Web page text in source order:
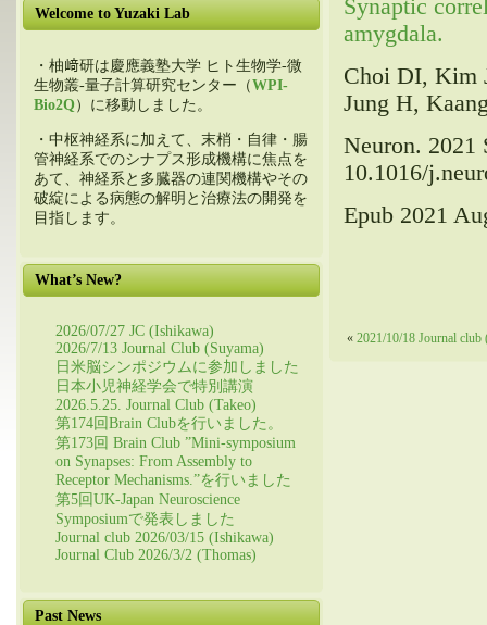
Welcome to Yuzaki Lab
・柚﨑研は慶應義塾大学 ヒト生物学-微
生物叢-量子計算研究センター（WPI-
Bio2Q）に移動しました。
・中枢神経系に加えて、末梢・自律・腸
管神経系でのシナプス形成機構に焦点を
あて、神経系と多臓器の連関機構やその
破綻による病態の解明と治療法の開発を
目指します。
What’s New?
2026/07/27 JC (Ishikawa)
2026/7/13 Journal Club (Suyama)
日米脳シンポジウムに参加しました
日本小児神経学会で特別講演
2026.5.25. Journal Club (Takeo)
第174回Brain Clubを行いました。
第173回 Brain Club ”Mini-symposium
on Synapses: From Assembly to
Receptor Mechanisms.”を行いました
第5回UK-Japan Neuroscience
Symposiumで発表しました
Journal club 2026/03/15 (Ishikawa)
Journal Club 2026/3/2 (Thomas)
Past News
Synaptic
amygdala.
Choi DI, Kim
Jung H,
Neuron. 2021
10.1016/
Epub 2021
« 2021/10/18 Journal club